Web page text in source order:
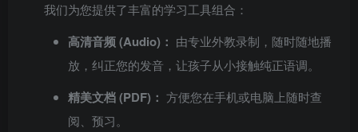
我们为您提供了丰富的学习工具组合：
高清音频 (Audio)： 由专业外教录制，随时随地播
放，纠正您的发音，让孩子从小接触纯正语调。
精美文档 (PDF)： 方便您在手机或电脑上随时查
阅、预习。